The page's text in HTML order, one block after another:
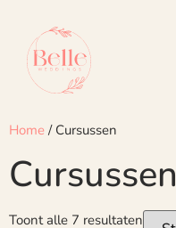
Home / Cursussen
Cursussen
Toont alle 7 resultaten